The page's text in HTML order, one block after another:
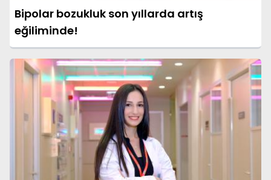
Bipolar bozukluk son yıllarda artış
eğiliminde!